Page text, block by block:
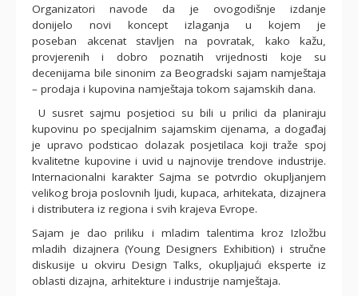
Organizatori navode da je ovogodišnje izdanje
donijelo novi koncept izlaganja u kojem je
poseban akcenat stavljen na povratak, kako kažu,
provjerenih i dobro poznatih vrijednosti koje su
decenijama bile sinonim za Beogradski sajam namještaja
– prodaja i kupovina namještaja tokom sajamskih dana.
U susret sajmu posjetioci su bili u prilici da planiraju
kupovinu po specijalnim sajamskim cijenama, a događaj
je upravo podsticao dolazak posjetilaca koji traže spoj
kvalitetne kupovine i uvid u najnovije trendove industrije.
Internacionalni karakter Sajma se potvrdio okupljanjem
velikog broja poslovnih ljudi, kupaca, arhitekata, dizajnera
i distributera iz regiona i svih krajeva Evrope.
Sajam je dao priliku i mladim talentima kroz Izložbu
mladih dizajnera (Young Designers Exhibition) i stručne
diskusije u okviru Design Talks, okupljajući eksperte iz
oblasti dizajna, arhitekture i industrije namještaja.